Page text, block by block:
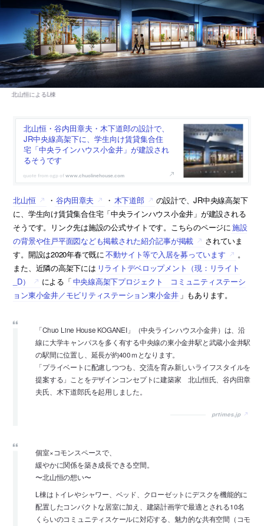
北山恒・谷内田章夫・木下道郎の設計で、
JR中央線高架下に、学生向け賃貸集合住
宅「中央ラインハウス小金井」が建設され
るそうです
www.chuolinehouse.com
北山恒 ・ 谷内田章夫 ・ 木下道郎
の設計で、JR中央線高架下
に、学生向け賃貸集合住宅「中央ラインハウス小金井」が建設される
そうです。リンク先は施設の公式サイトです。こちらのページに施設
の背景や住戸平面図なども掲載された紹介記事が掲載
されていま
す。開設は2020年春で既に不動サイト等で入居を募っています
。
また、近隣の高架下には リライトデベロップメント（現：リライト
_D）
による「中央線高架下プロジェクト コミュニティステーシ
ョン東小金井／モビリティステーション東小金井 」もあります。
「Chuo Line House KOGANEI」（中央ラインハウス小金井）は、沿
線に大学キャンパスを多く有する中央線の東小金井駅と武蔵小金井駅
の駅間に位置し、延長が約400ｍとなります。
「プライベートに配慮しつつも、交流を育み新しいライフスタイルを
提案する」ことをデザインコンセプトに建築家 北山恒氏、谷内田章
夫氏、木下道郎氏を起用しました。
prtimes.jp
個室×コモンスペースで、
緩やかに関係を築き成長できる空間。
〜北山恒の想い〜
L棟はトイレやシャワー、ベッド、クローゼットにデスクを機能的に
配置したコンパクトな居室に加え、建築計画学で最適とされる10名
くらいのコミュニティスケールに対応する、魅力的な共有空間（コモ